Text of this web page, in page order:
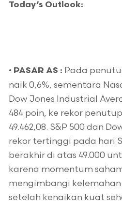
Today’s Outlook:
• PASAR AS : Pada
naik 0,6%, sementara
Dow Jones Industrial
484 poin, ke rekor
49.462,08. S&P 500 dan
rekor tertinggi pada hari
berakhir di atas 49.000
karena momentum
mengimbangi kelemahan
setelah kenaikan kuat